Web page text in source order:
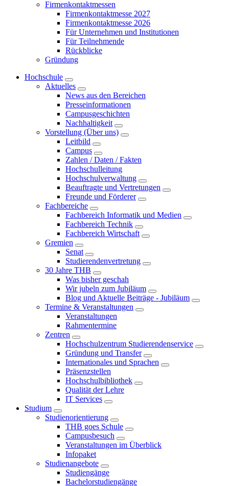
Firmenkontaktmessen
Firmenkontaktmesse 2027
Firmenkontaktmesse 2026
Für Unternehmen und Institutionen
Für Teilnehmende
Rückblicke
Gründung
Hochschule
Aktuelles
News aus den Bereichen
Presseinformationen
Campusgeschichten
Nachhaltigkeit
Vorstellung (Über uns)
Leitbild
Campus
Zahlen / Daten / Fakten
Hochschulleitung
Hochschulverwaltung
Beauftragte und Vertretungen
Freunde und Förderer
Fachbereiche
Fachbereich Informatik und Medien
Fachbereich Technik
Fachbereich Wirtschaft
Gremien
Senat
Studierendenvertretung
30 Jahre THB
Was bisher geschah
Wir jubeln zum Jubiläum
Blog und Aktuelle Beiträge - Jubiläum
Termine & Veranstaltungen
Veranstaltungen
Rahmentermine
Zentren
Hochschulzentrum Studierendenservice
Gründung und Transfer
Internationales und Sprachen
Präsenzstellen
Hochschulbibliothek
Qualität der Lehre
IT Services
Studium
Studienorientierung
THB goes Schule
Campusbesuch
Veranstaltungen im Überblick
Infopaket
Studienangebote
Studiengänge
Bachelorstudiengänge